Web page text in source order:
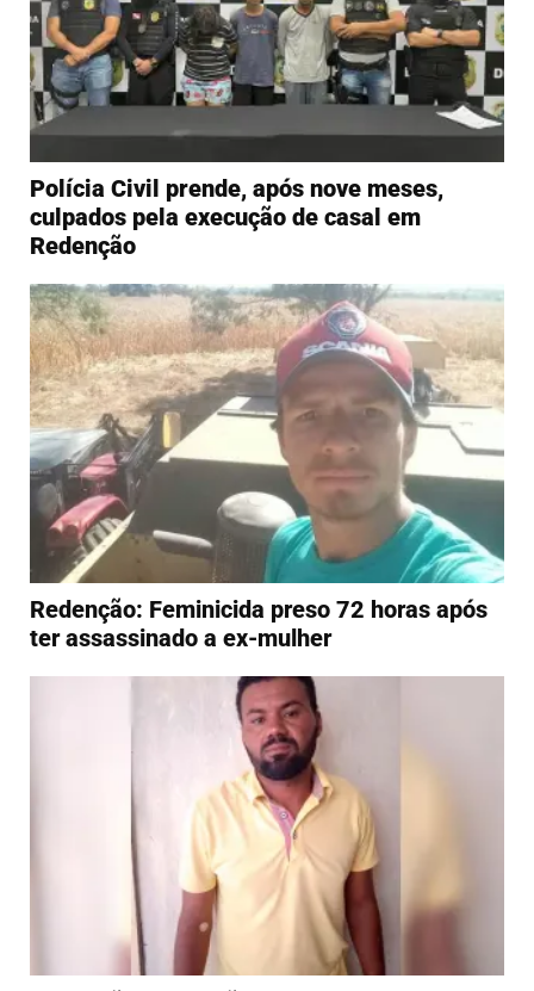
Polícia Civil prende, após nove meses,
culpados pela execução de casal em
Redenção
Redenção: Feminicida preso 72 horas após
ter assassinado a ex-mulher